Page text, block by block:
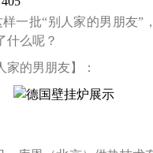
一批“别人家的男朋友”
什么呢？
家的男朋友】：